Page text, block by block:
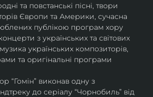
та повстанські пісні, твори
Європи та Америки, сучасна
публікою програм хору
концерти з українських та світових
українських композиторів,
та оригінальні програми
“Гомін” виконав одну з
до серіалу “Чорнобиль” від